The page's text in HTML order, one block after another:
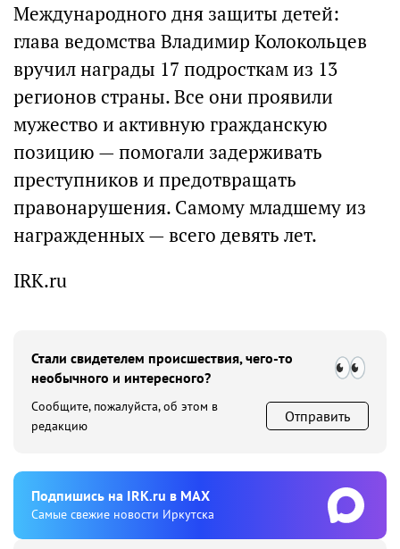
Международного дня защиты детей:
глава ведомства Владимир Колокольцев
вручил награды 17 подросткам из 13
регионов страны. Все они проявили
мужество и активную гражданскую
позицию — помогали задерживать
преступников и предотвращать
правонарушения. Самому младшему из
награжденных — всего девять лет.
IRK.ru
Стали свидетелем происшествия, чего-то
необычного и интересного?
Сообщите, пожалуйста, об этом в
редакцию
Отправить
Подпишиcь на IRK.ru в MAX
Cамые свежие новости Иркутска